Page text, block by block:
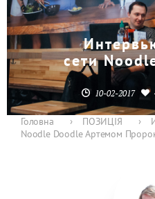
сети
10-02-2017
Головна › ПОЗИЦІЯ ›
Noodle Doodle Артемом